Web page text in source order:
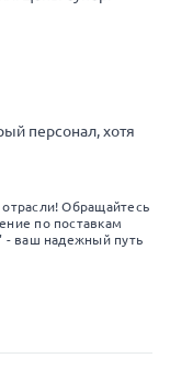
персонал, хотя
Обращайтесь
по поставкам
- ваш надежный путь